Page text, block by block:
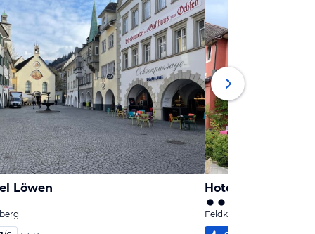
Löwen Hotel Garni Bären
Feldkirch, Vorarlberg